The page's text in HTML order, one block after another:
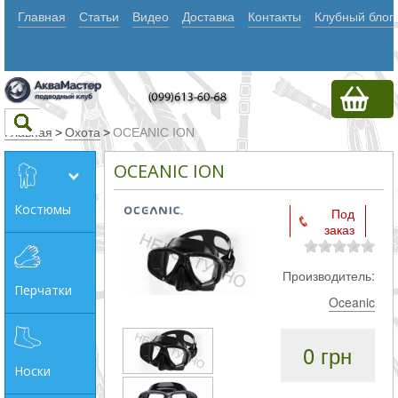
Главная Статьи Видео Доставка Контакты Клубный блог
Текст
Искать
Любое из
слов
слова
Точное
Главная >Охота >OCEANIC ION
Костюмы
Перчатки
Носки
OCEANIC ION
Под
заказ
Производитель:
Oceanic
0 грн